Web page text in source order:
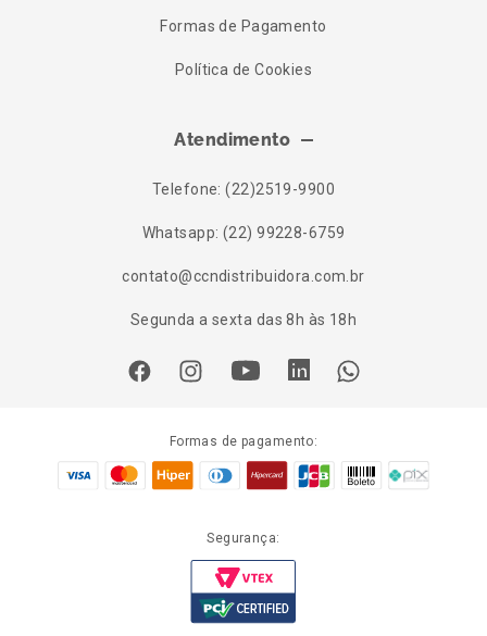
Formas de Pagamento
Política de Cookies
Atendimento
Telefone: (22)2519-9900
Whatsapp: (22) 99228-6759
contato@ccndistribuidora.com.br
Segunda a sexta das 8h às 18h
Formas de pagamento:
Segurança: